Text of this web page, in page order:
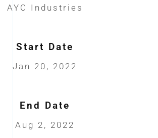
AYC Industries
Start Date
Jan 20, 2022
End Date
Aug 2, 2022